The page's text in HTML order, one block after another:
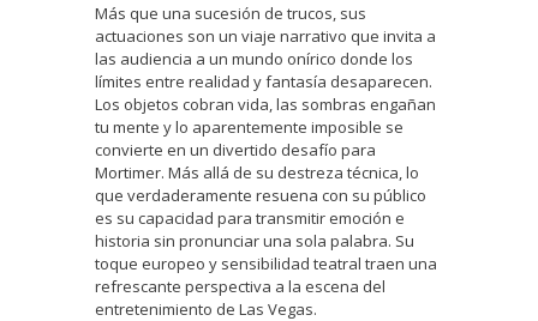
Más que una sucesión de trucos, sus
actuaciones son un viaje narrativo que invita a
las audiencia a un mundo onírico donde los
límites entre realidad y fantasía desaparecen.
Los objetos cobran vida, las sombras engañan
tu mente y lo aparentemente imposible se
convierte en un divertido desafío para
Mortimer. Más allá de su destreza técnica, lo
que verdaderamente resuena con su público
es su capacidad para transmitir emoción e
historia sin pronunciar una sola palabra. Su
toque europeo y sensibilidad teatral traen una
refrescante perspectiva a la escena del
entretenimiento de Las Vegas.